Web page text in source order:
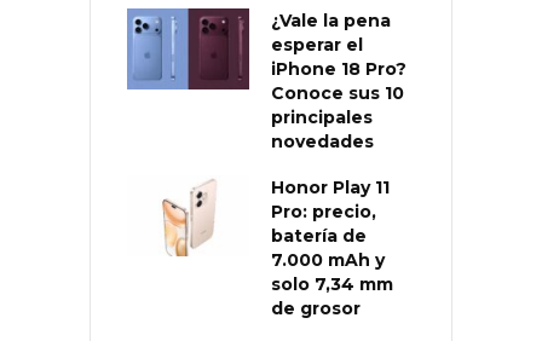
¿Vale la pena
esperar el
iPhone 18 Pro?
Conoce sus 10
principales
novedades
Honor Play 11
Pro: precio,
batería de
7.000 mAh y
solo 7,34 mm
de grosor